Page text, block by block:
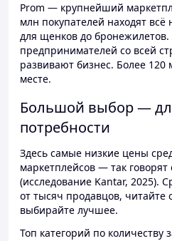
Prom — крупнейший
млн покупателей находят
для щенков до бронежилетов.
предпринимателей со всей
развивают бизнес. Более 120
месте.
Большой выбор —
потребности
Здесь самые низкие цены
маркетплейсов — так говорят
(исследование Kantar, 2025).
от тысяч продавцов, читайте
выбирайте лучшее.
Топ категорий по количеству